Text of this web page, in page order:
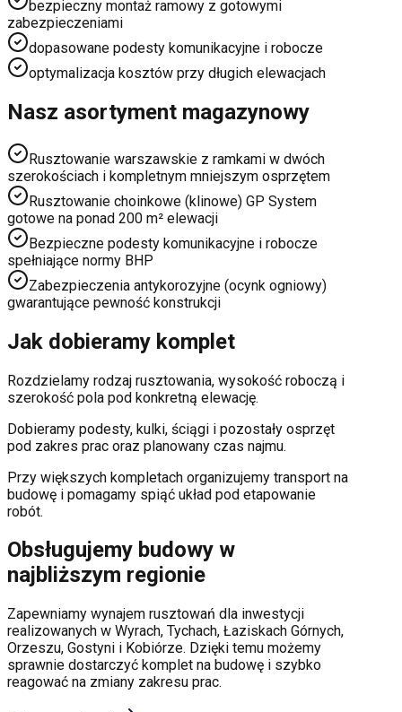
bezpieczny montaż ramowy z gotowymi
zabezpieczeniami
dopasowane podesty komunikacyjne i robocze
optymalizacja kosztów przy długich elewacjach
Nasz asortyment magazynowy
Rusztowanie warszawskie z ramkami w dwóch
szerokościach i kompletnym mniejszym osprzętem
Rusztowanie choinkowe (klinowe) GP System
gotowe na ponad 200 m² elewacji
Bezpieczne podesty komunikacyjne i robocze
spełniające normy BHP
Zabezpieczenia antykorozyjne (ocynk ogniowy)
gwarantujące pewność konstrukcji
Jak dobieramy komplet
Rozdzielamy rodzaj rusztowania, wysokość roboczą i
szerokość pola pod konkretną elewację.
Dobieramy podesty, kulki, ściągi i pozostały osprzęt
pod zakres prac oraz planowany czas najmu.
Przy większych kompletach organizujemy transport na
budowę i pomagamy spiąć układ pod etapowanie
robót.
Obsługujemy budowy w
najbliższym regionie
Zapewniamy wynajem rusztowań dla inwestycji
realizowanych w Wyrach, Tychach, Łaziskach Górnych,
Orzeszu, Gostyni i Kobiórze. Dzięki temu możemy
sprawnie dostarczyć komplet na budowę i szybko
reagować na zmiany zakresu prac.